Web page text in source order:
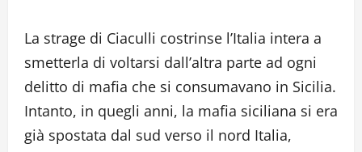
La strage di Ciaculli costrinse l’Italia intera a
smetterla di voltarsi dall’altra parte ad ogni
delitto di mafia che si consumavano in Sicilia.
Intanto, in quegli anni, la mafia siciliana si era
già spostata dal sud verso il nord Italia,